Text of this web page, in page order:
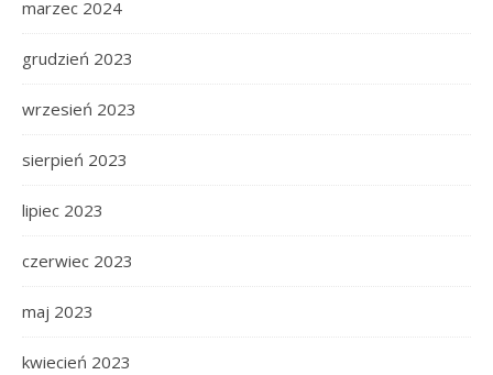
marzec 2024
grudzień 2023
wrzesień 2023
sierpień 2023
lipiec 2023
czerwiec 2023
maj 2023
kwiecień 2023